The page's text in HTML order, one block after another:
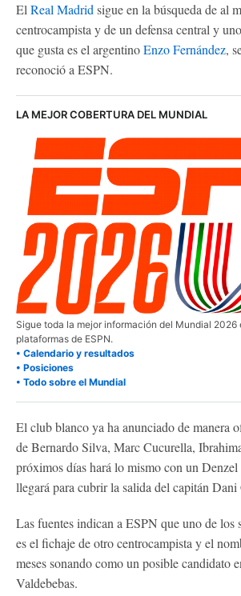
El Real Madrid sigue en la búsqueda de al
centrocampista y de un defensa central y
que gusta es el argentinoEnzo Fernández,
reconoció a ESPN.
LA MEJOR COBERTURA DEL MUNDIAL
Sigue toda la mejor información del Mundial 2026
plataformas de ESPN.
• Calendario y resultados
• Posiciones
• Todo sobre el Mundial
El club blanco ya ha anunciado de manera
de Bernardo Silva, Marc Cucurella,
próximos días hará lo mismo con un
llegará para cubrir la salida del capitán Dani
Las fuentes indican a ESPN que uno de los
es el fichaje de otro centrocampista y el
meses sonando como un posible candidato
Valdebebas.